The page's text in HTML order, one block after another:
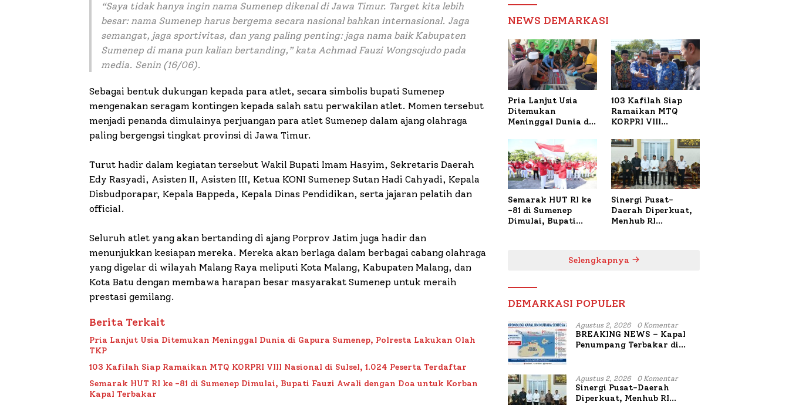
“Saya tidak hanya ingin nama Sumenep dikenal di Jawa Timur. Target kita lebih
besar: nama Sumenep harus bergema secara nasional bahkan internasional. Jaga
semangat, jaga sportivitas, dan yang paling penting: jaga nama baik Kabupaten
Sumenep di mana pun kalian bertanding,” kata Achmad Fauzi Wongsojudo pada
media. Senin (16/06).
Sebagai bentuk dukungan kepada para atlet, secara simbolis bupati Sumenep
mengenakan seragam kontingen kepada salah satu perwakilan atlet. Momen tersebut
menjadi penanda dimulainya perjuangan para atlet Sumenep dalam ajang olahraga
paling bergengsi tingkat provinsi di Jawa Timur.
Turut hadir dalam kegiatan tersebut Wakil Bupati Imam Hasyim, Sekretaris Daerah
Edy Rasyadi, Asisten II, Asisten III, Ketua KONI Sumenep Sutan Hadi Cahyadi, Kepala
Disbudporapar, Kepala Bappeda, Kepala Dinas Pendidikan, serta jajaran pelatih dan
official.
Seluruh atlet yang akan bertanding di ajang Porprov Jatim juga hadir dan
menunjukkan kesiapan mereka. Mereka akan berlaga dalam berbagai cabang olahraga
yang digelar di wilayah Malang Raya meliputi Kota Malang, Kabupaten Malang, dan
Kota Batu dengan membawa harapan besar masyarakat Sumenep untuk meraih
prestasi gemilang.
Berita Terkait
Pria Lanjut Usia Ditemukan Meninggal Dunia di Gapura Sumenep, Polresta Lakukan Olah
TKP
103 Kafilah Siap Ramaikan MTQ KORPRI VIII Nasional di Sulsel, 1.024 Peserta Terdaftar
Semarak HUT RI ke -81 di Sumenep Dimulai, Bupati Fauzi Awali dengan Doa untuk Korban
Kapal Terbakar
NEWS DEMARKASI
Pria Lanjut Usia
Ditemukan
Meninggal Dunia di
Polresta Lakukan
Olah TKP
103 Kafilah Siap
Ramaikan MTQ
KORPRI VIII
1.024 Peserta
Terdaftar
Semarak HUT RI ke
-81 di Sumenep
Dimulai, Bupati
Sinergi Pusat-
Daerah Diperkuat,
Menhub RI
Mutiara Sentosa II
Selengkapnya
DEMARKASI POPULER
Agustus 2, 2026 0 Komentar
BREAKING NEWS – Kapal
Penumpang Terbakar di
Agustus 2, 2026 0 Komentar
Sinergi Pusat-Daerah
Diperkuat, Menhub RI